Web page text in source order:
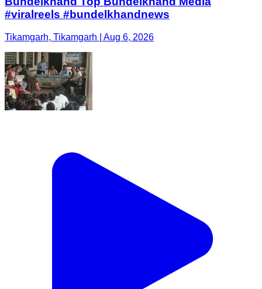
#viralreels #bundelkhandnews
Tikamgarh, Tikamgarh | Aug 6, 2026